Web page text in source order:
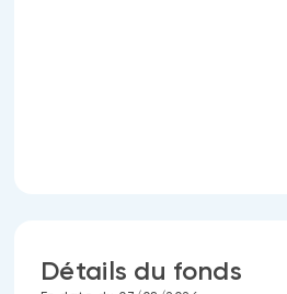
Détails du fonds